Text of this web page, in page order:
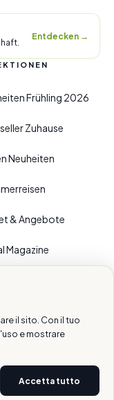
Entdecken →
Frühling 2026
Zuhause
Neuheiten
& Angebote
Magazine
il sito. Con il tuo
e mostrare
Accetta tutto